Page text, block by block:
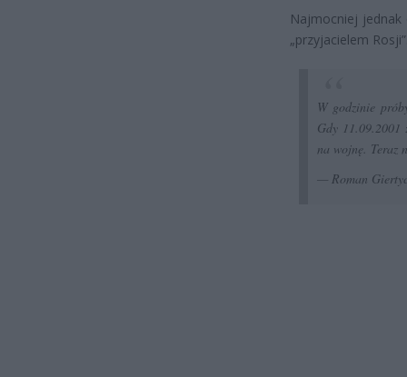
Najmocniej jednak
„przyjacielem
W godzinie
Gdy 11.09.2001
na wojnę. Teraz
— Roman